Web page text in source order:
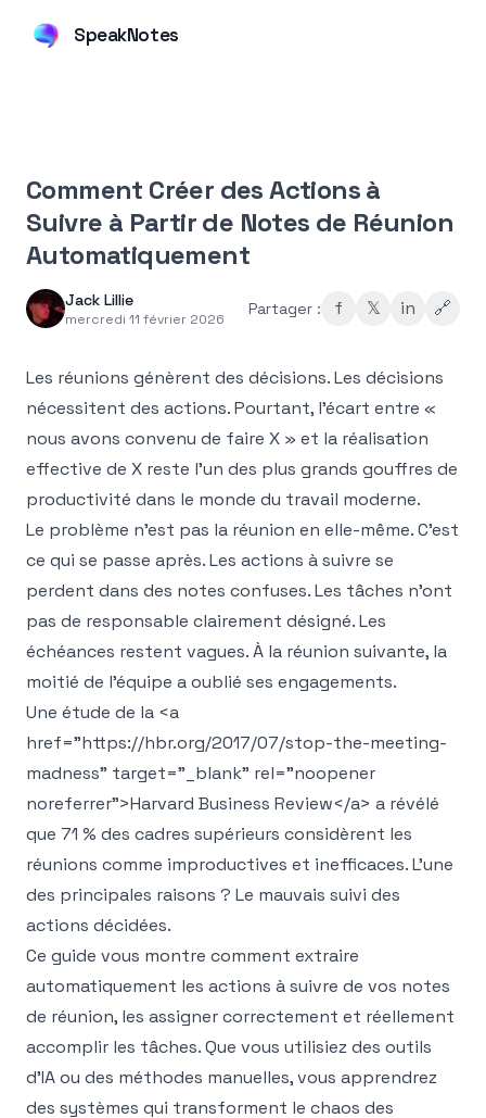
SpeakNotes
Comment Créer des Actions à
Suivre à Partir de Notes de Réunion
Automatiquement
Jack Lillie
mercredi 11 février 2026
Partager : f 𝕏 in 🔗
Les réunions génèrent des décisions. Les décisions
nécessitent des actions. Pourtant, l'écart entre «
nous avons convenu de faire X » et la réalisation
effective de X reste l'un des plus grands gouffres de
productivité dans le monde du travail moderne.
Le problème n'est pas la réunion en elle-même. C'est
ce qui se passe après. Les actions à suivre se
perdent dans des notes confuses. Les tâches n'ont
pas de responsable clairement désigné. Les
échéances restent vagues. À la réunion suivante, la
moitié de l'équipe a oublié ses engagements.
Une étude de la <a
href="https://hbr.org/2017/07/stop-the-meeting-
madness" target="_blank" rel="noopener
noreferrer">Harvard Business Review</a> a révélé
que 71 % des cadres supérieurs considèrent les
réunions comme improductives et inefficaces. L'une
des principales raisons ? Le mauvais suivi des
actions décidées.
Ce guide vous montre comment extraire
automatiquement les actions à suivre de vos notes
de réunion, les assigner correctement et réellement
accomplir les tâches. Que vous utilisiez des outils
d'IA ou des méthodes manuelles, vous apprendrez
des systèmes qui transforment le chaos des